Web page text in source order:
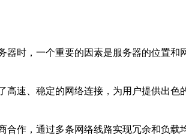
时，一个重要的因素是服务器的位置和
速、稳定的网络连接，为用户提供出色
作，通过多条网络线路实现冗余和负载